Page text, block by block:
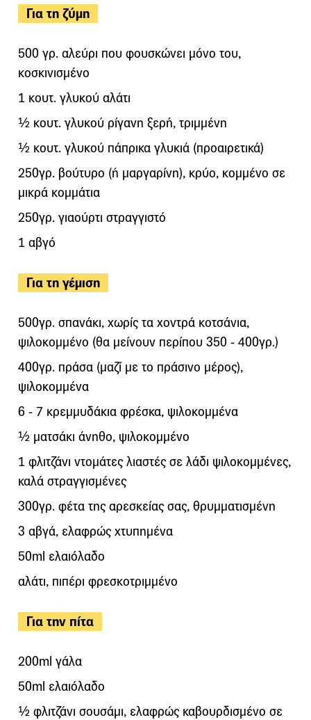
Για τη ζύμη
500 γρ. αλεύρι που φουσκώνει μόνο του,
κοσκινισμένο
1 κουτ. γλυκού αλάτι
½ κουτ. γλυκού ρίγανη ξερή, τριμμένη
½ κουτ. γλυκού πάπρικα γλυκιά (προαιρετικά)
250γρ. βούτυρο (ή μαργαρίνη), κρύο, κομμένο σε
μικρά κομμάτια
250γρ. γιαούρτι στραγγιστό
1 αβγό
Για τη γέμιση
500γρ. σπανάκι, χωρίς τα χοντρά κοτσάνια,
ψιλοκομμένο (θα μείνουν περίπου 350 - 400γρ.)
400γρ. πράσα (μαζί με το πράσινο μέρος),
ψιλοκομμένα
6 - 7 κρεμμυδάκια φρέσκα, ψιλοκομμένα
½ ματσάκι άνηθο, ψιλοκομμένο
1 φλιτζάνι ντομάτες λιαστές σε λάδι ψιλοκομμένες,
καλά στραγγισμένες
300γρ. φέτα της αρεσκείας σας, θρυμματισμένη
3 αβγά, ελαφρώς χτυπημένα
50ml ελαιόλαδο
αλάτι, πιπέρι φρεσκοτριμμένο
Για την πίτα
200ml γάλα
50ml ελαιόλαδο
½ φλιτζάνι σουσάμι, ελαφρώς καβουρδισμένο σε